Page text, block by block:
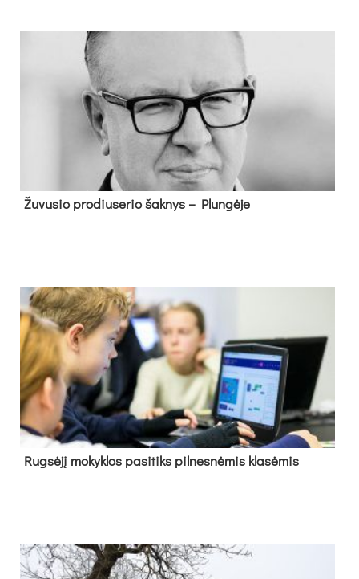
Žu­vu­sio pro­diu­se­rio šak­nys – Plun­gė­je
Rug­sė­jį mo­kyk­los pa­si­tiks pil­nes­nė­mis kla­sė­mis